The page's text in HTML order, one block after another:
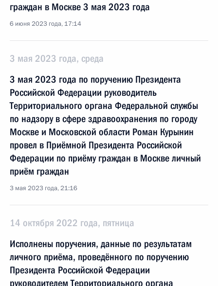
граждан в Москве 3 мая 2023 года
6 июня 2023 года, 17:14
3 мая 2023 года, среда
3 мая 2023 года по поручению Президента
Российской Федерации руководитель
Территориального органа Федеральной службы
по надзору в сфере здравоохранения по городу
Москве и Московской области Роман Курынин
провел в Приёмной Президента Российской
Федерации по приёму граждан в Москве личный
приём граждан
3 мая 2023 года, 21:16
14 октября 2022 года, пятница
Исполнены поручения, данные по результатам
личного приёма, проведённого по поручению
Президента Российской Федерации
руководителем Территориального органа